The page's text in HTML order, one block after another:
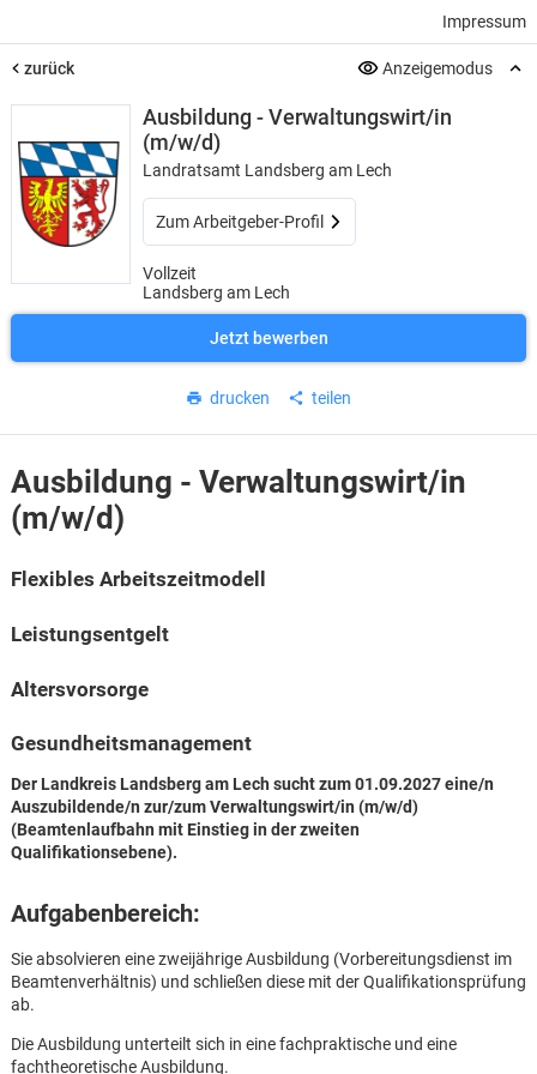
Impressum
zurück Anzeigemodus
Ausbildung - Verwaltungswirt/in
(m/w/d)
Landratsamt Landsberg am Lech
Zum Arbeitgeber-Profil
Vollzeit
Landsberg am Lech
Jetzt bewerben
drucken teilen
Ausbildung - Verwaltungswirt/in
(m/w/d)
Flexibles Arbeitszeitmodell
Leistungsentgelt
Altersvorsorge
Gesundheitsmanagement
Der Landkreis Landsberg am Lech sucht zum 01.09.2027 eine/n
Auszubildende/n zur/zum Verwaltungswirt/in (m/w/d)
(Beamtenlaufbahn mit Einstieg in der zweiten
Qualifikationsebene).
Aufgabenbereich:
Sie absolvieren eine zweijährige Ausbildung (Vorbereitungsdienst im
Beamtenverhältnis) und schließen diese mit der Qualifikationsprüfung
ab.
Die Ausbildung unterteilt sich in eine fachpraktische und eine
fachtheoretische Ausbildung.